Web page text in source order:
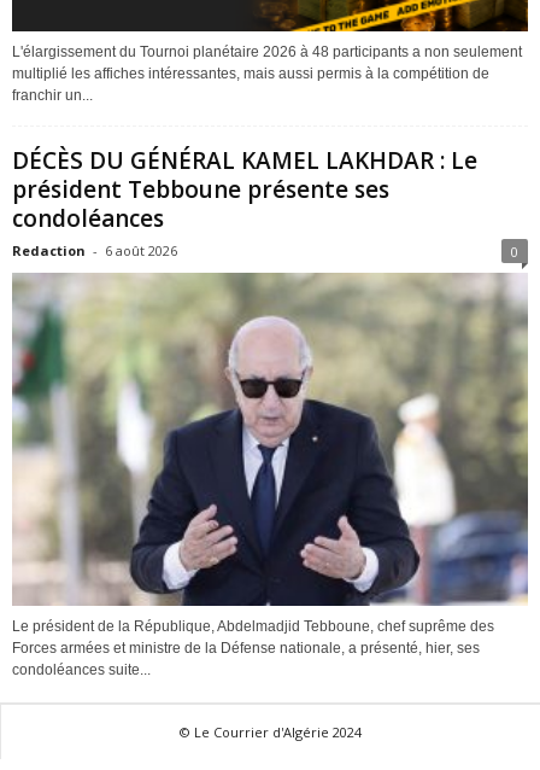
L'élargissement du Tournoi planétaire 2026 à 48 participants a non seulement
multiplié les affiches intéressantes, mais aussi permis à la compétition de
franchir un...
DÉCÈS DU GÉNÉRAL KAMEL LAKHDAR : Le
président Tebboune présente ses
condoléances
Redaction - 6 août 2026 0
Le président de la République, Abdelmadjid Tebboune, chef suprême des
Forces armées et ministre de la Défense nationale, a présenté, hier, ses
condoléances suite...
© Le Courrier d'Algérie 2024